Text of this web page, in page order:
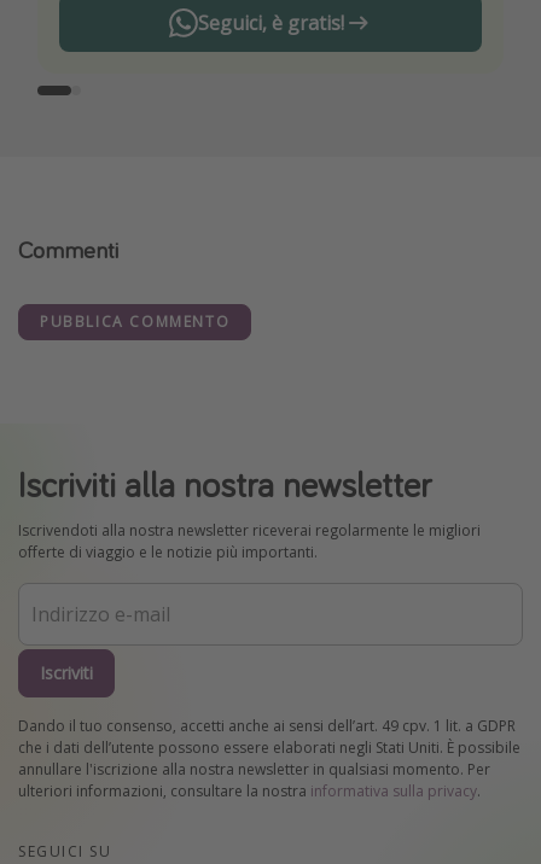
Seguici, è gratis!
Commenti
PUBBLICA COMMENTO
Iscriviti alla nostra newsletter
Iscrivendoti alla nostra newsletter riceverai regolarmente le migliori
offerte di viaggio e le notizie più importanti.
Iscriviti
Dando il tuo consenso, accetti anche ai sensi dell’art. 49 cpv. 1 lit. a GDPR
che i dati dell’utente possono essere elaborati negli Stati Uniti. È possibile
annullare l'iscrizione alla nostra newsletter in qualsiasi momento. Per
ulteriori informazioni, consultare la nostra informativa sulla privacy.
SEGUICI SU